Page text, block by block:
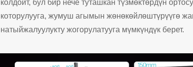
колдойт, бул бир нече туташкан түзмөктөрдүн
которулууга, жумуш агымын жөнөкөйлөштүрүүгө
натыйжалуулукту жогорулатууга мүмкүндүк берет.